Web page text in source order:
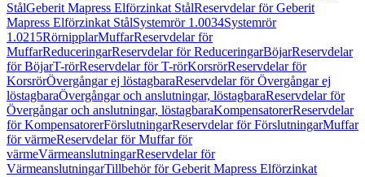
StålGeberit Mapress Elförzinkat StålReservdelar för Geberit
Mapress Elförzinkat StålSystemrör 1.0034Systemrör
1.0215RörnipplarMuffarReservdelar för
MuffarReduceringarReservdelar för ReduceringarBöjarReservdelar
för BöjarT-rörReservdelar för T-rörKorsrörReservdelar för
KorsrörÖvergångar ej löstagbaraReservdelar för Övergångar ej
löstagbaraÖvergångar och anslutningar, löstagbaraReservdelar för
Övergångar och anslutningar, löstagbaraKompensatorerReservdelar
för KompensatorerFörslutningarReservdelar för FörslutningarMuffar
för värmeReservdelar för Muffar för
värmeVärmeanslutningarReservdelar för
VärmeanslutningarTillbehör för Geberit Mapress Elförzinkat